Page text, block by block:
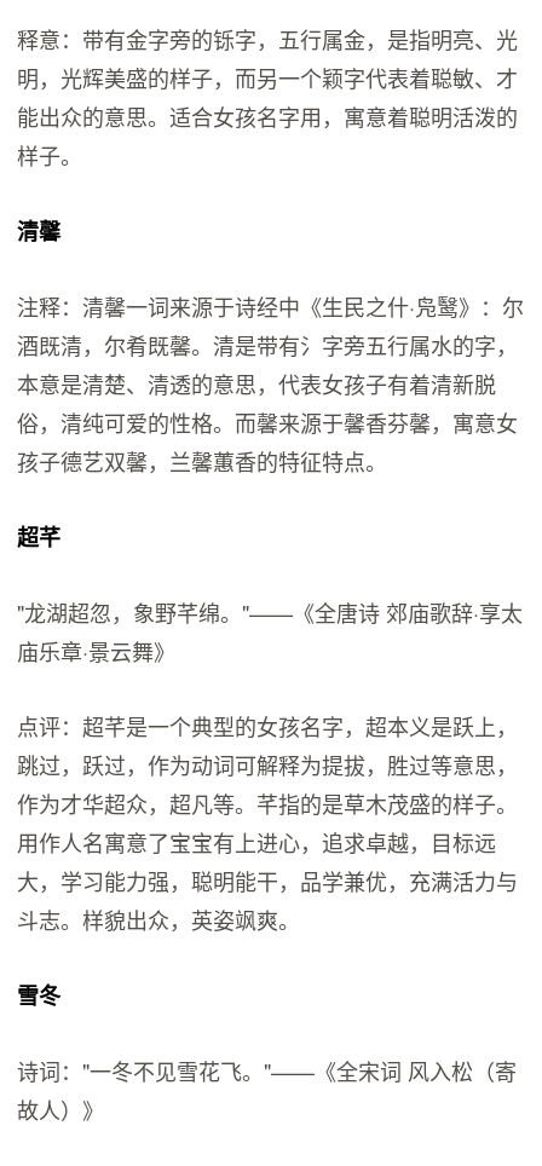
释意：带有金字旁的铄字，五行属金，是指明亮、光
明，光辉美盛的样子，而另一个颖字代表着聪敏、才
能出众的意思。适合女孩名字用，寓意着聪明活泼的
样子。
清馨
注释：清馨一词来源于诗经中《生民之什·凫鹥》：尔
酒既清，尔肴既馨。清是带有氵字旁五行属水的字，
本意是清楚、清透的意思，代表女孩子有着清新脱
俗，清纯可爱的性格。而馨来源于馨香芬馨，寓意女
孩子德艺双馨，兰馨蕙香的特征特点。
超芊
"龙湖超忽，象野芊绵。"——《全唐诗 郊庙歌辞·享太
庙乐章·景云舞》
点评：超芊是一个典型的女孩名字，超本义是跃上，
跳过，跃过，作为动词可解释为提拔，胜过等意思，
作为才华超众，超凡等。芊指的是草木茂盛的样子。
用作人名寓意了宝宝有上进心，追求卓越，目标远
大，学习能力强，聪明能干，品学兼优，充满活力与
斗志。样貌出众，英姿飒爽。
雪冬
诗词："一冬不见雪花飞。"——《全宋词 风入松（寄
故人）》